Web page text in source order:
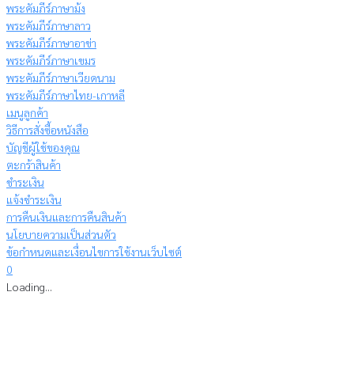
พระคัมภีร์ภาษาม้ง
พระคัมภีร์ภาษาลาว
พระคัมภีร์ภาษาอาข่า
พระคัมภีร์ภาษาเขมร
พระคัมภีร์ภาษาเวียดนาม
พระคัมภีร์ภาษาไทย-เกาหลี
เมนูลูกค้า
วิธีการสั่งซื้อหนังสือ
บัญชีผู้ใช้ของคุณ
ตะกร้าสินค้า
ชำระเงิน
แจ้งชำระเงิน
การคืนเงินและการคืนสินค้า
นโยบายความเป็นส่วนตัว
ข้อกำหนดและเงื่อนไขการใช้งานเว็บไซต์
0
Loading...